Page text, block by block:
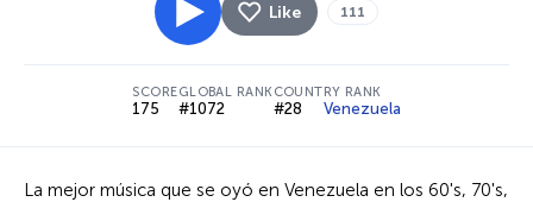
Like 111
SCORE
175
GLOBAL RANK
#1072
COUNTRY RANK
#28 Venezuela
La mejor música que se oyó en Venezuela en los 60's, 70's,